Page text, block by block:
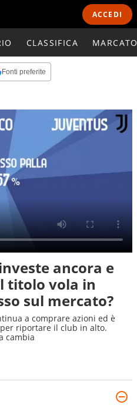
ACCEDI
CLASSIFICA
Fonti preferite
ancora e
titolo vola in
sul mercato?
a comprare azioni ed è
riportare il club in alto.
cambia